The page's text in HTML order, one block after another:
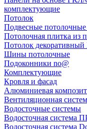
комплектующие
Потолок
Подвесные
Потолочная плитка из
Потолок
Шины потолочные
Подоконники no@
Комплектующие
Кровля и фасад
Алюминиевая
Вентиляционная
Водосточные системы
Водосточная система
Водосточная система